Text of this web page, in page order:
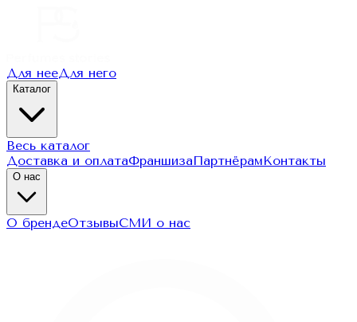
Для нееДля него
Каталог
Весь каталог
Доставка и оплатаФраншизаПартнёрамКонтакты
О нас
О брендеОтзывыСМИ о нас